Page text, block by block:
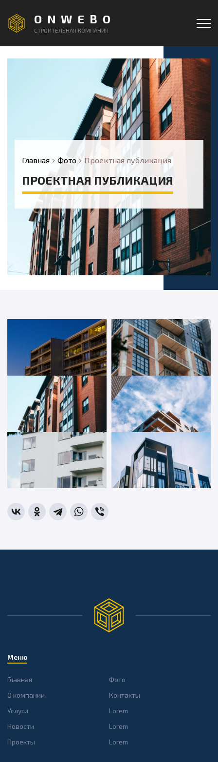
ONWEBO
СТРОИТЕЛЬНАЯ КОМПАНИЯ
Главная Фото Проектная публикация
ПРОЕКТНАЯ ПУБЛИКАЦИЯ
Меню
Главная
О компании
Услуги
Новости
Проекты
Фото
Контакты
Lorem
Lorem
Lorem